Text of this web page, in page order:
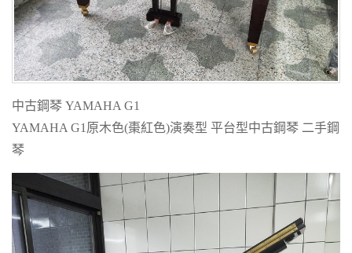
中古鋼琴 YAMAHA G1
YAMAHA G1原木色(棗紅色)演奏型 平台型中古鋼琴 二手鋼
琴